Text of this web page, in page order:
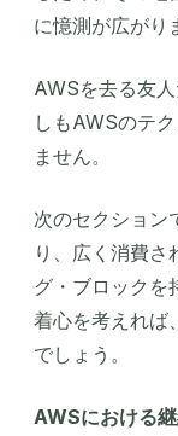
に憶測が広がり
AWSを去る友
しもAWSのテ
ません。
次のセクション
り、広く消費さ
グ・ブロックを
着心を考えれば
でしょう。
AWSにおける